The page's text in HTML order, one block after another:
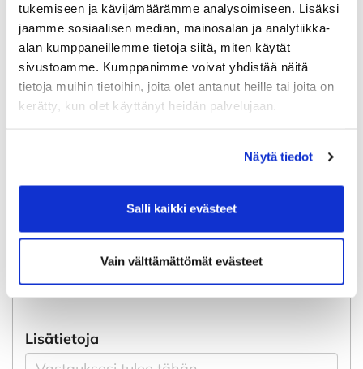
tukemiseen ja kävijämäärämme analysoimiseen. Lisäksi
jaamme sosiaalisen median, mainosalan ja analytiikka-
alan kumppaneillemme tietoja siitä, miten käytät
sivustoamme. Kumppanimme voivat yhdistää näitä
tietoja muihin tietoihin, joita olet antanut heille tai joita on
kerätty, kun olet käyttänyt heidän palvelujaan.
Näytä tiedot
Salli kaikki evästeet
Vain välttämättömät evästeet
Kuvia, joissa esiinnyn, saa käyttää Rauma
Golfin julkaisuissa, markkinoinnissa ja
viestinnässä (RG kotisivut, some ym.) *
Kyllä
Ei
Ensimmäistä kertaa golfseuran jäseneksi
milloin?
Lisätietoja